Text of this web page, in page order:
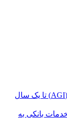
ایلان ماسک: هوش مصنوعی انسان‌گونه (AGI) تا یک سال
بانکی به